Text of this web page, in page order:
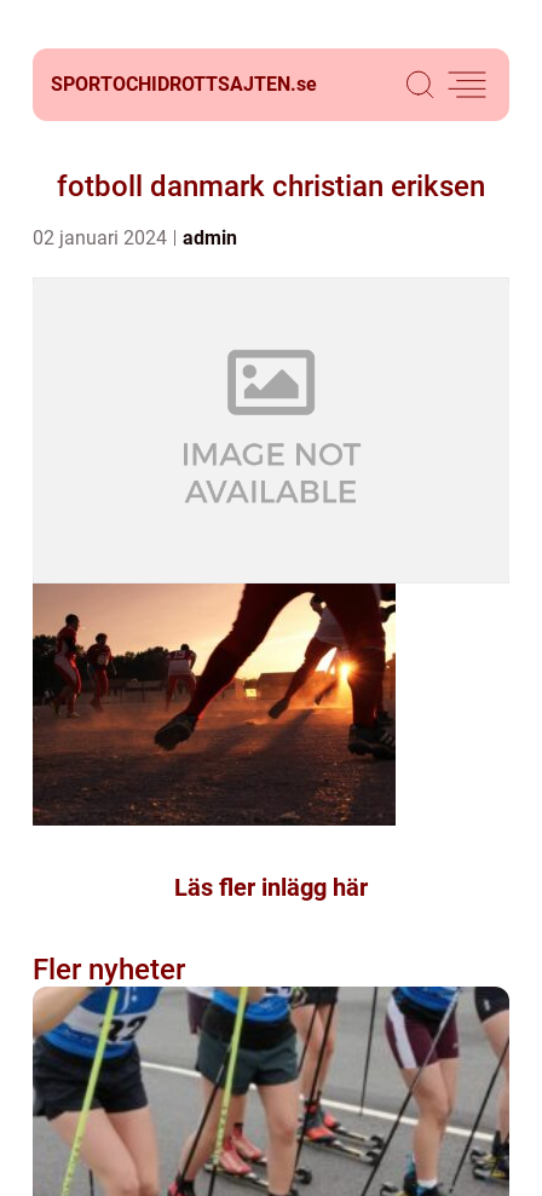
SPORTOCHIDROTTSAJTEN.se
fotboll danmark christian eriksen
02 januari 2024 admin
Läs fler inlägg här
Fler nyheter